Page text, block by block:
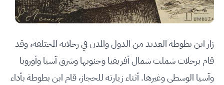
زار ابن بطوطة العديد من الدول والمدن في رحلاته المختلفة، وقد
قام برحلات شملت شمال أفريقيا وجنوبها وشرق آسيا وأوروبا
وآسيا الوسطى وغيرها. أثناء زيارته للحجاز، قام ابن بطوطة بأداء